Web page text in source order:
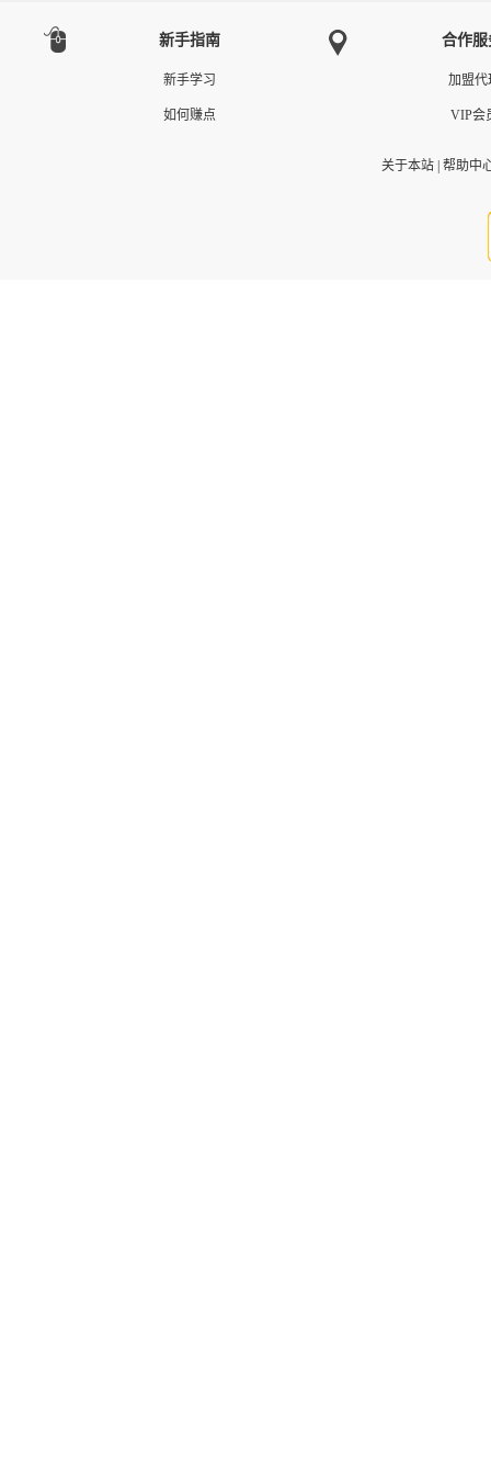
新手指南
新手学习
如何赚点
合作服
加盟代
VIP会
关于本站| 帮助中